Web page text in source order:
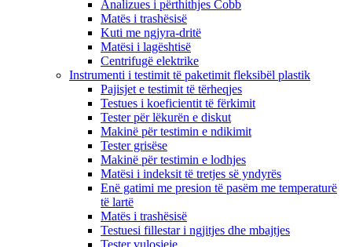
Analizues i përthithjes Cobb
Matës i trashësisë
Kuti me ngjyra-dritë
Matësi i lagështisë
Centrifugë elektrike
Instrumenti i testimit të paketimit fleksibël plastik
Pajisjet e testimit të tërheqjes
Testues i koeficientit të fërkimit
Tester për lëkurën e diskut
Makinë për testimin e ndikimit
Tester grisëse
Makinë për testimin e lodhjes
Matësi i indeksit të tretjes së yndyrës
Enë gatimi me presion të pasëm me temperaturë
të lartë
Matës i trashësisë
Testuesi fillestar i ngjitjes dhe mbajtjes
Tester vulosjeje